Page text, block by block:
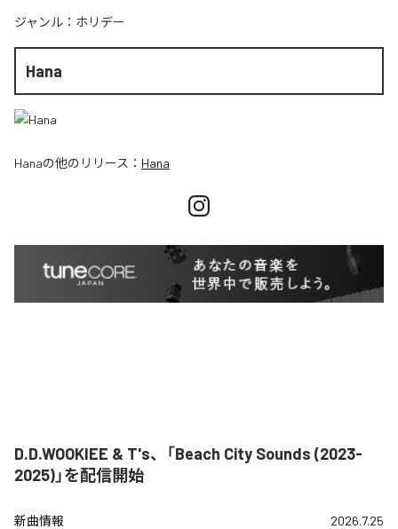
ジャンル： ホリデー
Hana
Hanaの他のリリース： Hana
D.D.WOOKIEE & T's、「Beach City Sounds (2023-
2025)」を配信開始
新曲情報 2026.7.25